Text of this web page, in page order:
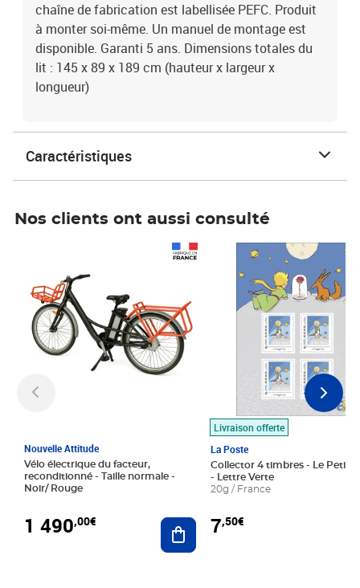
chaîne de fabrication est labellisée PEFC. Produit
à monter soi-même. Un manuel de montage est
disponible. Garanti 5 ans. Dimensions totales du
lit : 145 x 89 x 189 cm (hauteur x largeur x
longueur)
Caractéristiques
Nos clients ont aussi consulté
Nouvelle Attitude
Vélo électrique du facteur,
reconditionné - Taille normale -
Noir/ Rouge
1 490,00€ Ajouter au panier
Livraison offerte
La Poste
Collector 4 timbres - Le Petit
- Lettre Verte
20g / France
7,50€
Prix 7,50€